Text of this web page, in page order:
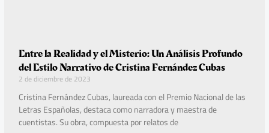
Entre la Realidad y el Misterio: Un Análisis Profundo
del Estilo Narrativo de Cristina Fernández Cubas
2 de diciembre de 2023
Cristina Fernández Cubas, laureada con el Premio Nacional de las
Letras Españolas, destaca como narradora y maestra de
cuentistas. Su obra, compuesta por relatos de